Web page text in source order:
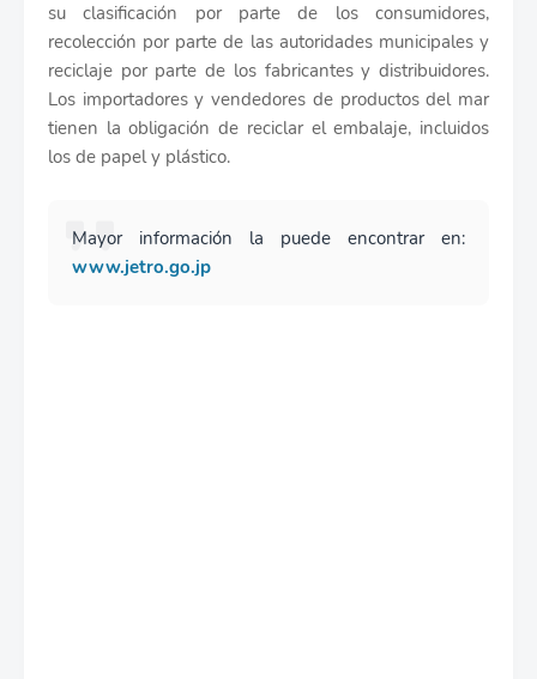
su clasificación por parte de los consumidores,
recolección por parte de las autoridades municipales y
reciclaje por parte de los fabricantes y distribuidores.
Los importadores y vendedores de productos del mar
tienen la obligación de reciclar el embalaje, incluidos
los de papel y plástico.
Mayor información la puede encontrar en:
www.jetro.go.jp